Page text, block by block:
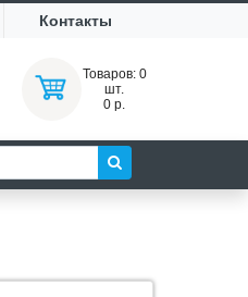
Контакты
Товаров: 0
шт.
0 р.